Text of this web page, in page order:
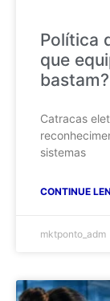
Política
que
bastam?
Catracas
sistemas
CONTINUE
mktponto_adm